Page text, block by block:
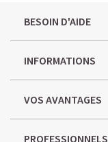
BESOIN D'AIDE
INFORMATIONS
VOS AVANTAGES
PROFESSIONNELS